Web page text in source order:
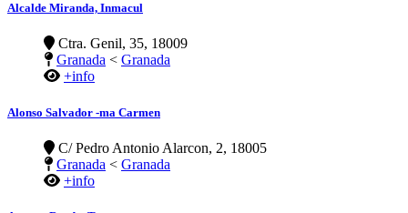
Alcalde Miranda, Inmacul
Ctra. Genil, 35, 18009
Granada < Granada
+info
Alonso Salvador -ma Carmen
C/ Pedro Antonio Alarcon, 2, 18005
Granada < Granada
+info